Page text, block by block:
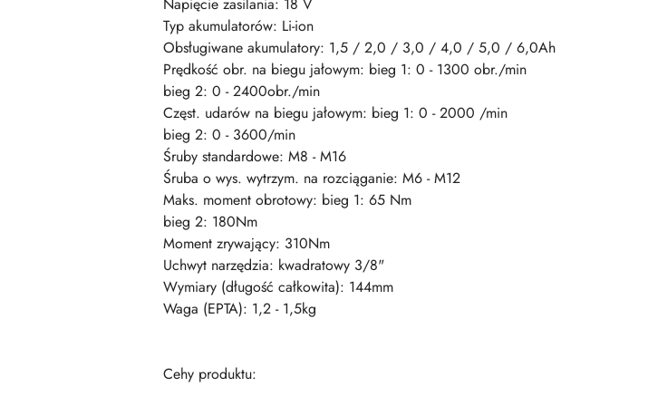
Napięcie zasilania: 18 V
Typ akumulatorów: Li-ion
Obsługiwane akumulatory: 1,5 / 2,0 / 3,0 / 4,0 / 5,0 / 6,0Ah
Prędkość obr. na biegu jałowym: bieg 1: 0 - 1300 obr./min
bieg 2: 0 - 2400obr./min
Częst. udarów na biegu jałowym: bieg 1: 0 - 2000 /min
bieg 2: 0 - 3600/min
Śruby standardowe: M8 - M16
Śruba o wys. wytrzym. na rozciąganie: M6 - M12
Maks. moment obrotowy: bieg 1: 65 Nm
bieg 2: 180Nm
Moment zrywający: 310Nm
Uchwyt narzędzia: kwadratowy 3/8"
Wymiary (długość całkowita): 144mm
Waga (EPTA): 1,2 - 1,5kg
Cehy produktu: